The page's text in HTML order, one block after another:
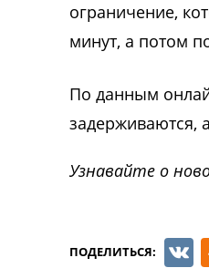
ограничение,
минут, а потом
По данным
задерживаются,
Узнавайте о
ПОДЕЛИТЬСЯ: